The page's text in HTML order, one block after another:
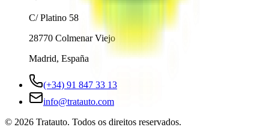
C/ Platino 58
28770 Colmenar Viejo
Madrid, España
(+34) 91 847 33 13
info@tratauto.com
© 2026 Tratauto. Todos os direitos reservados.